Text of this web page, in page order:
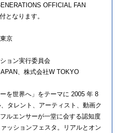
OFFICIAL FAN
となります。
京
ョン実行委員会
、株式会社W TOKYO
を世界へ」をテーマに 2005 年 8
タレント、アーティスト、動画ク
ルエンサーが一堂に会する認知度
ッションフェスタ。リアルとオン